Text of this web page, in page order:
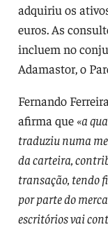
adquiriu os
euros. As
incluem no
Adamastor, o
Fernando
afirma que «a
traduziu numa
da carteira,
transação, tendo
por parte do
escritórios vai